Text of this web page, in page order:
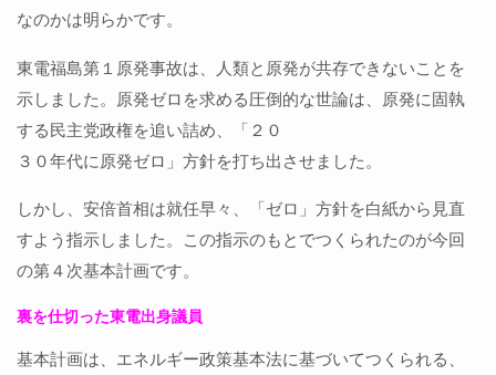
なのかは明らかです。
東電福島第１原発事故は、人類と原発が共存できないことを
示しました。原発ゼロを求める圧倒的な世論は、原発に固執
する民主党政権を追い詰め、「２０
３０年代に原発ゼロ」方針を打ち出させました。
しかし、安倍首相は就任早々、「ゼロ」方針を白紙から見直
すよう指示しました。この指示のもとでつくられたのが今回
の第４次基本計画です。
裏を仕切った東電出身議員
基本計画は、エネルギー政策基本法に基づいてつくられる、